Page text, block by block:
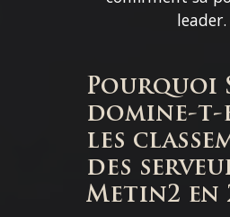
leader.
Pourquoi
domine-t-
les
des
Metin2 en